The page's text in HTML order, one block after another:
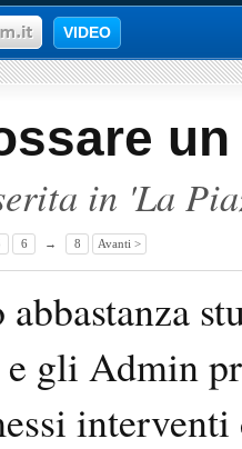
VIDEO
in 'La
6 → 8 Avanti >
abbastanza
gli Admin